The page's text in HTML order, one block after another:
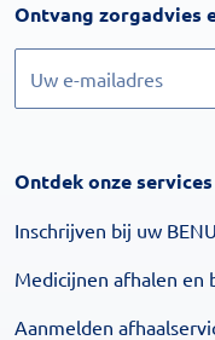
Ontvang zorgadvies
Ontdek onze services
Inschrijven bij uw
Medicijnen afhalen en
Aanmelden